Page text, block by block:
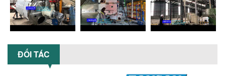
máy khuấy sơn nâng khí 200 lít và cách
khắc phục hiệu quả giúp doanh
nghiệp...
ĐỐI TÁC